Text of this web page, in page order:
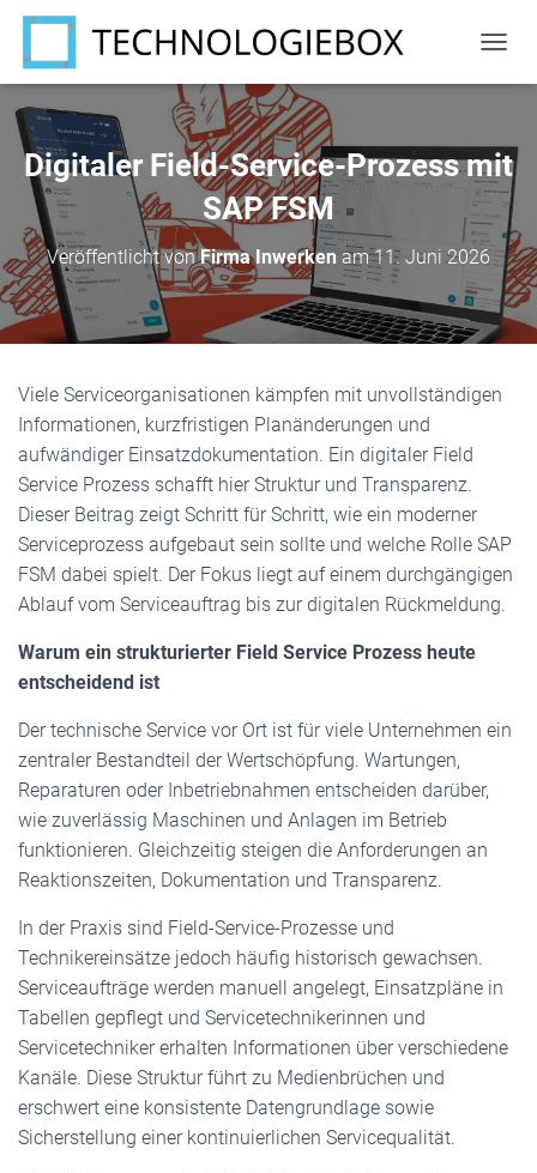
A
G
A
T
I
O
N
U
M
S
A
Digitaler Field-Service-Prozess mit
SAP FSM
Veröffentlicht vonFirma Inwerken am11. Juni 2026
Viele Serviceorganisationen kämpfen mit unvollständigen
Informationen, kurzfristigen Planänderungen und
aufwändiger Einsatzdokumentation. Ein digitaler Field
Service Prozess schafft hier Struktur und Transparenz.
Dieser Beitrag zeigt Schritt für Schritt, wie ein moderner
Serviceprozess aufgebaut sein sollte und welche Rolle SAP
FSM dabei spielt. Der Fokus liegt auf einem durchgängigen
Ablauf vom Serviceauftrag bis zur digitalen Rückmeldung.
Warum ein strukturierter Field Service Prozess heute
entscheidend ist
Der technische Service vor Ort ist für viele Unternehmen ein
zentraler Bestandteil der Wertschöpfung. Wartungen,
Reparaturen oder Inbetriebnahmen entscheiden darüber,
wie zuverlässig Maschinen und Anlagen im Betrieb
funktionieren. Gleichzeitig steigen die Anforderungen an
Reaktionszeiten, Dokumentation und Transparenz.
In der Praxis sind Field-Service-Prozesse und
Technikereinsätze jedoch häufig historisch gewachsen.
Serviceaufträge werden manuell angelegt, Einsatzpläne in
Tabellen gepflegt und Servicetechnikerinnen und
Servicetechniker erhalten Informationen über verschiedene
Kanäle. Diese Struktur führt zu Medienbrüchen und
erschwert eine konsistente Datengrundlage sowie
Sicherstellung einer kontinuierlichen Servicequalität.